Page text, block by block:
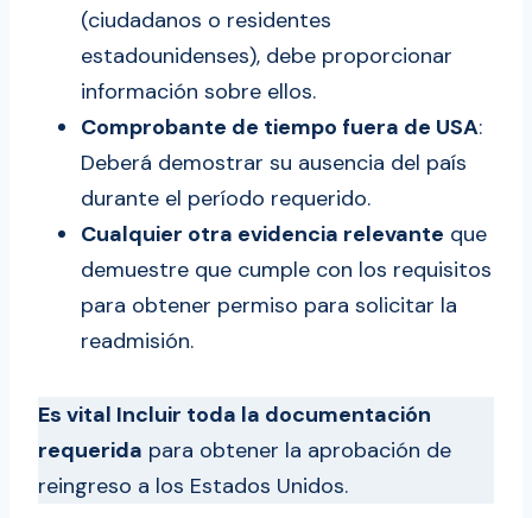
(ciudadanos o residentes
estadounidenses), debe proporcionar
información sobre ellos.
Comprobante de tiempo fuera de USA:
Deberá demostrar su ausencia del país
durante el período requerido.
Cualquier otra evidencia relevante que
demuestre que cumple con los requisitos
para obtener permiso para solicitar la
readmisión.
Es vital Incluir toda la documentación
requerida para obtener la aprobación de
reingreso a los Estados Unidos.